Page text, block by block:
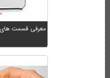
معرفی قسمت